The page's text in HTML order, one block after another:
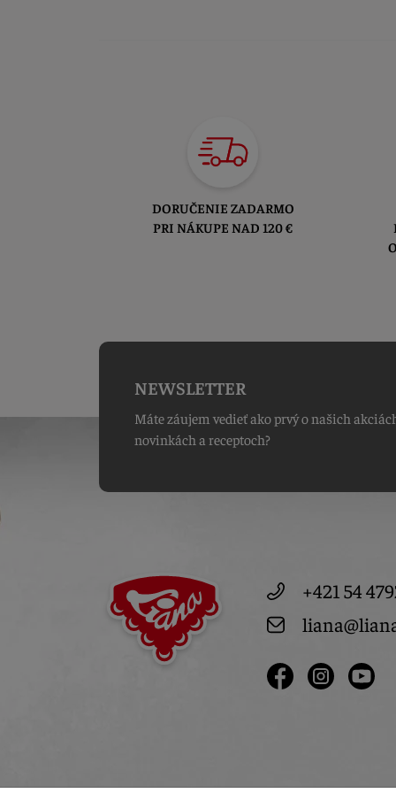
DORUČENIE ZADARMO
PRI NÁKUPE NAD 120 €
NEWSLETTER
Máte záujem vedieť ako prvý o našich
novinkách a receptoch?
+421 54